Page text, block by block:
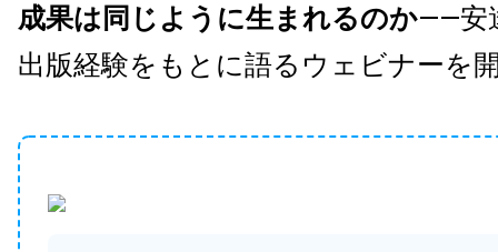
成果は同じように生まれるのか——安
出版経験をもとに語るウェビナーを